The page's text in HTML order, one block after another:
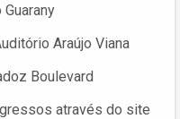
Araújo Viana
Boulevard
através do site